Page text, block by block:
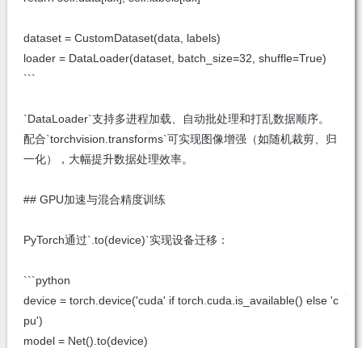
dataset = CustomDataset(data, labels)
loader = DataLoader(dataset, batch_size=32, shuffle=True)
```
`DataLoader`支持多进程加载、自动批处理和打乱数据顺序。
配合`torchvision.transforms`可实现图像增强（如随机裁剪、归
一化），大幅提升数据处理效率。
## GPU加速与混合精度训练
PyTorch通过`.to(device)`实现设备迁移：
```python
device = torch.device('cuda' if torch.cuda.is_available() else 'c
pu')
model = Net().to(device)